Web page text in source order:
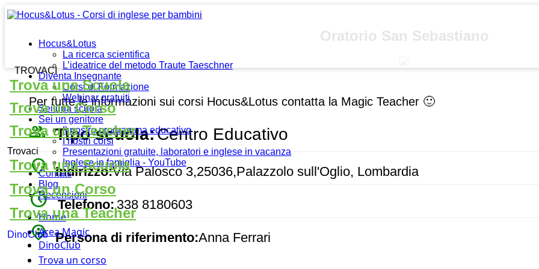
Hocus&Lotus
La ricerca scientifica
L’ideatrice del metodo Traute Taeschner
Diventa Insegnante
Corsi di Formazione
Webinar gratuiti
Sei una scuola
Sei un genitore
Il nostro programma educativo
I nostri corsi
Presentazioni gratuite, laboratori e inglese in vacanza
Inglese in famiglia - YouTube
Contatti
Blog
Recensioni
Home
Area Magic
DinoClub
Trova un corso
TROVACI
Trova una Scuola
Trova un Corso
Trova una Teacher
Trovaci
Trova una Scuola
Trova un Corso
Trova una Teacher
DinoClub
Oratorio San Sebastiano
Per tutte le informazioni sui corsi Hocus&Lotus contatta la Magic Teacher 🙂
people_outline Tipo scuola:Centro Educativo
place Indirizzo:Via Palosco 3,25036,Palazzolo sull'Oglio, Lombardia
watch_later Telefono:338 8180603
person_pin_circle Persona di riferimento:Anna Ferrari